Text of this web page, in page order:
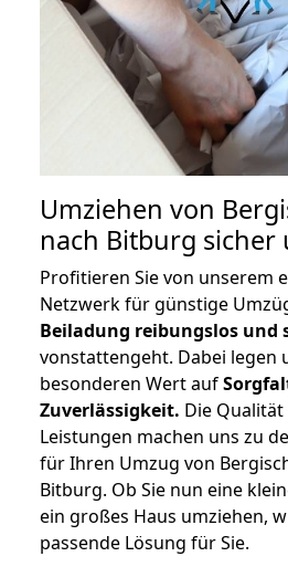
Umziehen von
nach Bitburg sicher
Profitieren Sie von unserem
Netzwerk für günstige
Beiladung reibungslos und
vonstattengeht. Dabei legen
besonderen Wert auf
Zuverlässigkeit. Die
Leistungen machen uns zu
für Ihren Umzug von
Bitburg. Ob Sie nun eine
ein großes Haus umziehen,
passende Lösung für Sie.